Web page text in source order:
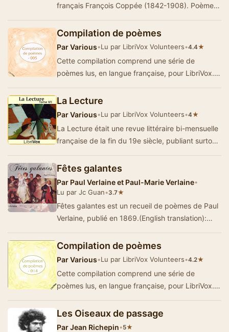
français François Coppée (1842-1908). Poèmes
Compilation de poèmes
ParVarious•Lu par LibriVox Volunteers•4.4★
Cette compilation comprend une série de
poèmes lus, en langue française, pour LibriVox.
La Lecture
ParVarious•Lu par LibriVox Volunteers•4★
La Lecture était une revue littéraire bi-mensuelle
française de la fin du 19e siècle, publiant surtout
Fêtes galantes
Par Paul Verlaine et Paul-Marie Verlaine•
Lu par Jc Guan•3.7★
Fêtes galantes est un recueil de poèmes de Paul
Verlaine, publié en 1869.(English translation):
Compilation de poèmes
ParVarious•Lu par LibriVox Volunteers•4.2★
Cette compilation comprend une série de
poèmes lus, en langue française, pour LibriVox.
Les Oiseaux de passage
ParJean Richepin•5★